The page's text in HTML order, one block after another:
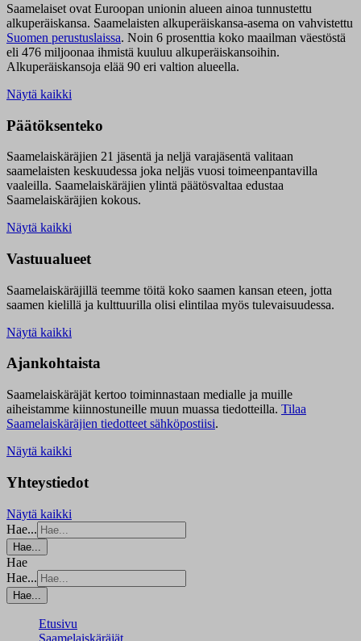
Saamelaiset ovat Euroopan unionin alueen ainoa tunnustettu
alkuperäiskansa. Saamelaisten alkuperäiskansa-asema on vahvistettu
Suomen perustuslaissa. Noin 6 prosenttia koko maailman väestöstä
eli 476 miljoonaa ihmistä kuuluu alkuperäiskansoihin.
Alkuperäiskansoja elää 90 eri valtion alueella.
Näytä kaikki
Päätöksenteko
Saamelaiskäräjien 21 jäsentä ja neljä varajäsentä valitaan
saamelaisten keskuudessa joka neljäs vuosi toimeenpantavilla
vaaleilla. Saamelaiskäräjien ylintä päätösvaltaa edustaa
Saamelaiskäräjien kokous.
Näytä kaikki
Vastuualueet
Saamelaiskäräjillä teemme töitä koko saamen kansan eteen, jotta
saamen kielillä ja kulttuurilla olisi elintilaa myös tulevaisuudessa.
Näytä kaikki
Ajankohtaista
Saamelaiskäräjät kertoo toiminnastaan medialle ja muille
aiheistamme kiinnostuneille muun muassa tiedotteilla. Tilaa
Saamelaiskäräjien tiedotteet sähköpostiisi.
Näytä kaikki
Yhteystiedot
Näytä kaikki
Hae...
Hae...
Hae
Hae...
Hae...
Etusivu
Saamelaiskäräjät